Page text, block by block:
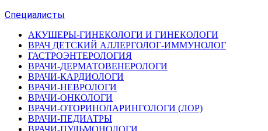
Специалисты
АКУШЕРЫ-ГИНЕКОЛОГИ И ГИНЕКОЛОГИ
ВРАЧ ДЕТСКИЙ АЛЛЕРГОЛОГ-ИММУНОЛОГ
ГАСТРОЭНТЕРОЛОГИЯ
ВРАЧИ-ДЕРМАТОВЕНЕРОЛОГИ
ВРАЧИ-КАРДИОЛОГИ
ВРАЧИ-НЕВРОЛОГИ
ВРАЧИ-ОНКОЛОГИ
ВРАЧИ-ОТОРИНОЛАРИНГОЛОГИ (ЛОР)
ВРАЧИ-ПЕДИАТРЫ
ВРАЧИ-ПУЛЬМОНОЛОГИ